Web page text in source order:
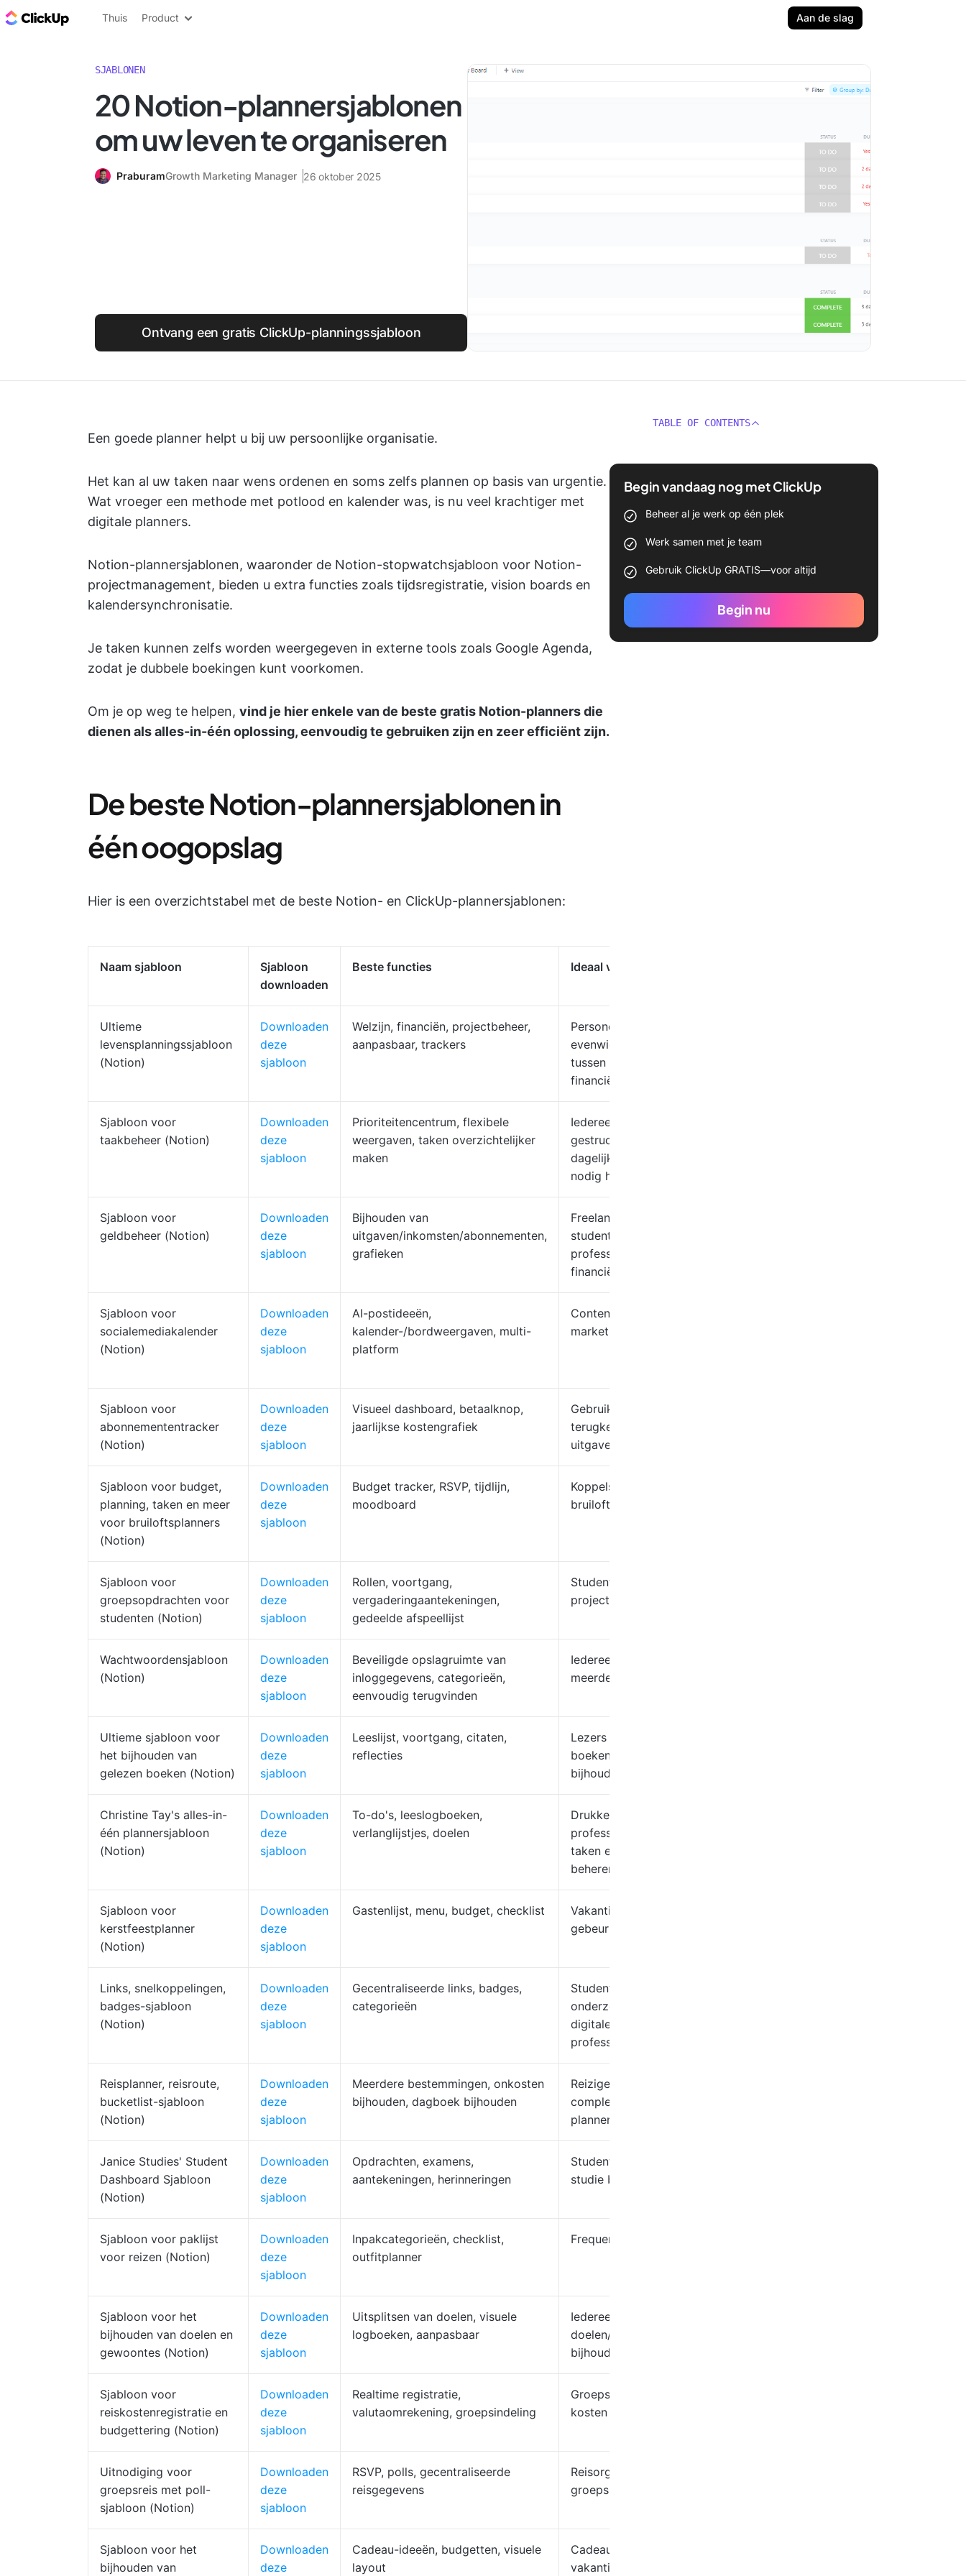
ClickUp Blog
Thuis Product Aan de slag
SJABLONEN
20 Notion-plannersjablonen
om uw leven te organiseren
PraburamGrowth Marketing Manager 26 oktober 2025
Ontvang een gratis ClickUp-planningssjabloon
Een goede planner helpt u bij uw persoonlijke organisatie.
Het kan al uw taken naar wens ordenen en soms zelfs plannen op basis van urgentie.
Wat vroeger een methode met potlood en kalender was, is nu veel krachtiger met
digitale planners.
Notion-plannersjablonen, waaronder de Notion-stopwatchsjabloon voor Notion-
projectmanagement, bieden u extra functies zoals tijdsregistratie, vision boards en
kalendersynchronisatie.
Je taken kunnen zelfs worden weergegeven in externe tools zoals Google Agenda,
zodat je dubbele boekingen kunt voorkomen.
Om je op weg te helpen, vind je hier enkele van de beste gratis Notion-planners die
dienen als alles-in-één oplossing, eenvoudig te gebruiken zijn en zeer efficiënt zijn.
De beste Notion-plannersjablonen in
één oogopslag
Hier is een overzichtstabel met de beste Notion- en ClickUp-plannersjablonen:
Naam sjabloon
Sjabloon
downloaden
Beste functies Ideaal voor
Ultieme
levensplanningssjabloon
(Notion)
Downloaden
deze
sjabloon
Welzijn, financiën, projectbeheer,
aanpasbaar, trackers
Personen die een
evenwicht zoeken
tussen welzijn,
financiën en doelen
Sjabloon voor
taakbeheer (Notion)
Downloaden
deze
sjabloon
Prioriteitencentrum, flexibele
weergaven, taken overzichtelijker
maken
Iedereen die een
gestructureerde
dagelijkse planner
nodig heeft
Sjabloon voor
geldbeheer (Notion)
Downloaden
deze
sjabloon
Bijhouden van
uitgaven/inkomsten/abonnementen,
grafieken
Freelancers,
studenten,
professionals die
financiën beheren
Sjabloon voor
socialemediakalender
(Notion)
Downloaden
deze
sjabloon
AI-postideeën,
kalender-/bordweergaven, multi-
platform
Contentmakers,
marketingteams
Sjabloon voor
abonnemententracker
(Notion)
Downloaden
deze
sjabloon
Visueel dashboard, betaalknop,
jaarlijkse kostengrafiek
Gebruikers die
terugkerende
uitgaven bijhouden
Sjabloon voor budget,
planning, taken en meer
voor bruiloftsplanners
(Notion)
Downloaden
deze
sjabloon
Budget tracker, RSVP, tijdlijn,
moodboard
Koppels die hun
bruiloft plannen
Sjabloon voor
groepsopdrachten voor
studenten (Notion)
Downloaden
deze
sjabloon
Rollen, voortgang,
vergaderingaantekeningen,
gedeelde afspeellijst
Studenten die
project beheren
Wachtwoordensjabloon
(Notion)
Downloaden
deze
sjabloon
Beveiligde opslagruimte van
inloggegevens, categorieën,
eenvoudig terugvinden
Iedereen met
meerdere accounts
Ultieme sjabloon voor
het bijhouden van
gelezen boeken (Notion)
Downloaden
deze
sjabloon
Leeslijst, voortgang, citaten,
reflecties
Lezers die
boeken/doelen
bijhouden
Christine Tay's alles-in-
één plannersjabloon
(Notion)
Downloaden
deze
sjabloon
To-do's, leeslogboeken,
verlanglijstjes, doelen
Drukke
professionals die
taken en doelen
beheren
Sjabloon voor
kerstfeestplanner
(Notion)
Downloaden
deze
sjabloon
Gastenlijst, menu, budget, checklist
Vakantieverhuurders,
gebeurtenisplanners
Links, snelkoppelingen,
badges-sjabloon
(Notion)
Downloaden
deze
sjabloon
Gecentraliseerde links, badges,
categorieën
Studenten,
onderzoekers,
digitale
professionals
Reisplanner, reisroute,
bucketlist-sjabloon
(Notion)
Downloaden
deze
sjabloon
Meerdere bestemmingen, onkosten
bijhouden, dagboek bijhouden
Reizigers die
complexe reizen
plannen
Janice Studies' Student
Dashboard Sjabloon
(Notion)
Downloaden
deze
sjabloon
Opdrachten, examens,
aantekeningen, herinneringen
Studenten die hun
studie beheren
Sjabloon voor paklijst
voor reizen (Notion)
Downloaden
deze
sjabloon
Inpakcategorieën, checklist,
outfitplanner
Frequente reizigers
Sjabloon voor het
bijhouden van doelen en
gewoontes (Notion)
Downloaden
deze
sjabloon
Uitsplitsen van doelen, visuele
logboeken, aanpasbaar
Iedereen die
doelen/gewoontes
bijhoudt
Sjabloon voor
reiskostenregistratie en
budgettering (Notion)
Downloaden
deze
sjabloon
Realtime registratie,
valutaomrekening, groepsindeling
Groepsreizigers die
kosten delen
Uitnodiging voor
groepsreis met poll-
sjabloon (Notion)
Downloaden
deze
sjabloon
RSVP, polls, gecentraliseerde
reisgegevens
Reisorganisatoren,
groepsplanners
Sjabloon voor het
bijhouden van
Downloaden
deze
Cadeau-ideeën, budgetten, visuele
layout
Cadeaugevers,
vakantieplanners
TABLE OF CONTENTS
Begin vandaag nog met ClickUp
Beheer al je werk op één plek
Werk samen met je team
Gebruik ClickUp GRATIS—voor altijd
Begin nu